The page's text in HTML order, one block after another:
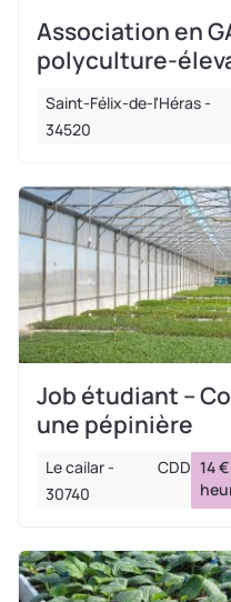
Association en
polyculture-
Saint-Félix-de-l'Héras -
34520
Job étudiant –
une pépinière
Le cailar -
30740
CDD 14